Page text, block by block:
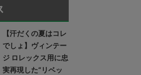
【汗だくの夏はコレ
でしょ】ヴィンテー
ジ ロレックス用に忠
実再現した“リベッ